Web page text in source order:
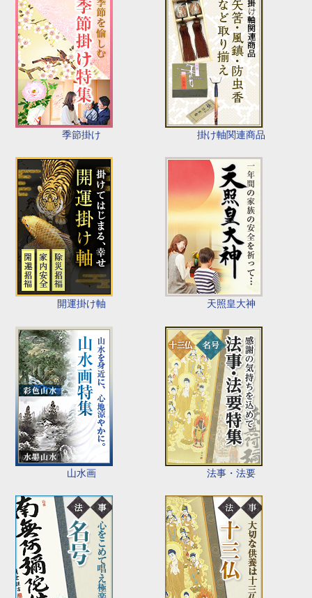
季節掛け 掛け軸関連商品
開運掛け軸 天照皇大神
山水画 法事・法要